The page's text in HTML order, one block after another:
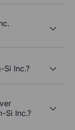
Si Inc.?
Si Inc.?